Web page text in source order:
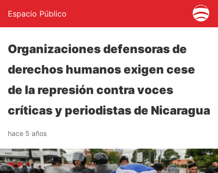
Espacio Público
Organizaciones defensoras de
derechos humanos exigen cese
de la represión contra voces
críticas y periodistas de Nicaragua
hace 5 años